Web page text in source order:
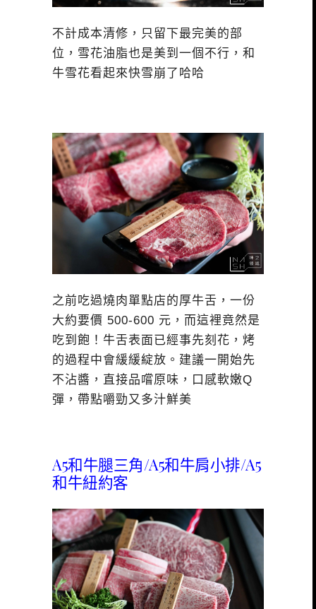
不計成本清修，只留下最完美的部
位，雪花油脂也是美到一個不行，和
牛雪花看起來快雪崩了哈哈
之前吃過燒肉單點店的厚牛舌，一份
大約要價 500-600 元，而這裡竟然是
吃到飽！牛舌表面已經事先刻花，烤
的過程中會緩緩綻放。建議一開始先
不沾醬，直接品嚐原味，口感軟嫩Q
彈，帶點嚼勁又多汁鮮美
A5和牛腿三角/A5和牛肩小排/A5
和牛紐約客